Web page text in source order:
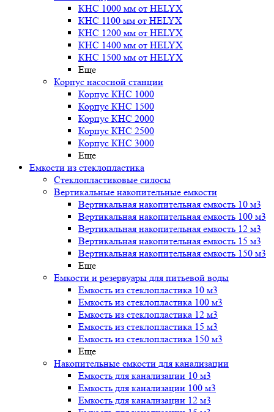
КНС 1000 мм от HELYX
КНС 1100 мм от HELYX
КНС 1200 мм от HELYX
КНС 1400 мм от HELYX
КНС 1500 мм от HELYX
Еще
Корпус насосной станции
Корпус КНС 1000
Корпус КНС 1500
Корпус КНС 2000
Корпус КНС 2500
Корпус КНС 3000
Еще
Емкости из стеклопластика
Стеклопластиковые силосы
Вертикальные накопительные емкости
Вертикальная накопительная емкость 10 м3
Вертикальная накопительная емкость 100 м3
Вертикальная накопительная емкость 12 м3
Вертикальная накопительная емкость 15 м3
Вертикальная накопительная емкость 150 м3
Еще
Емкости и резервуары для питьевой воды
Емкость из стеклопластика 10 м3
Емкость из стеклопластика 100 м3
Емкость из стеклопластика 12 м3
Емкость из стеклопластика 15 м3
Емкость из стеклопластика 150 м3
Еще
Накопительные емкости для канализации
Емкость для канализации 10 м3
Емкость для канализации 100 м3
Емкость для канализации 12 м3